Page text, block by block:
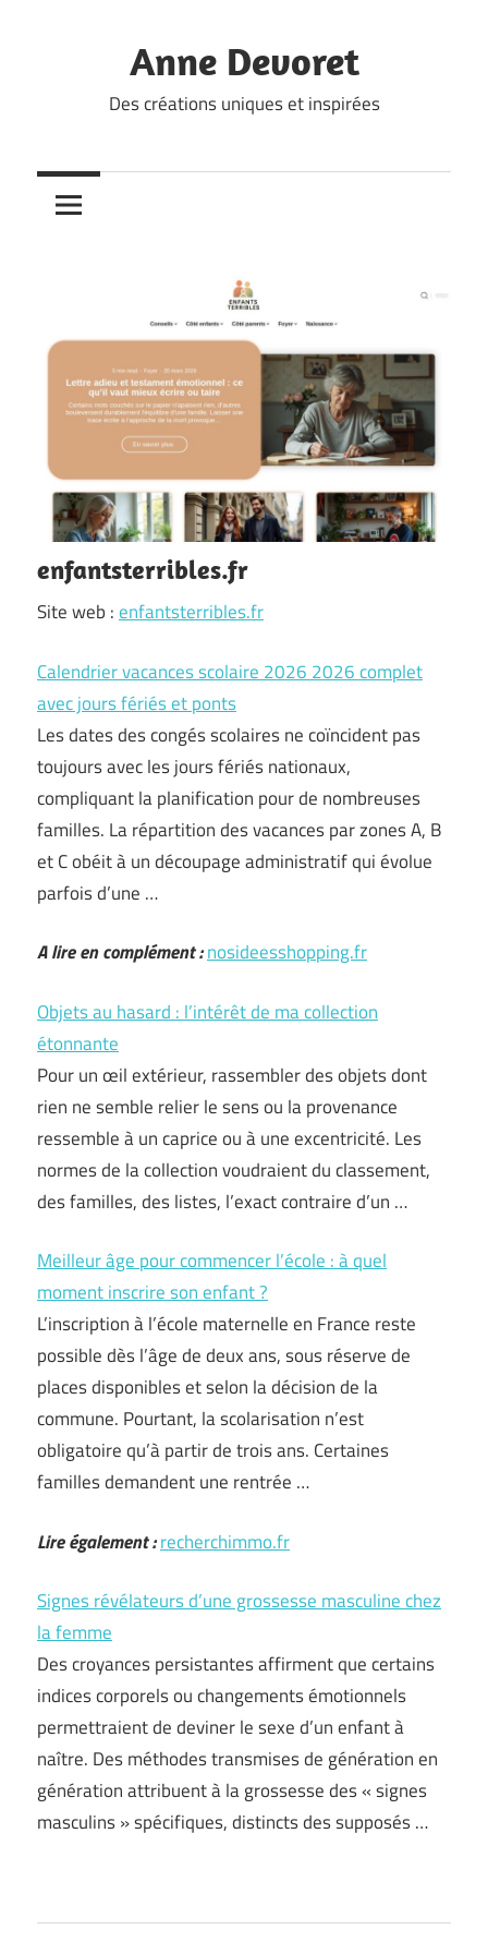
Anne Devoret
Des créations uniques et inspirées
enfantsterribles.fr
Site web :enfantsterribles.fr
Calendrier vacances scolaire 2026 2026 complet
avec jours fériés et ponts
Les dates des congés scolaires ne coïncident pas
toujours avec les jours fériés nationaux,
compliquant la planification pour de nombreuses
familles. La répartition des vacances par zones A, B
et C obéit à un découpage administratif qui évolue
parfois d’une …
A lire en complément :nosideesshopping.fr
Objets au hasard : l’intérêt de ma collection
étonnante
Pour un œil extérieur, rassembler des objets dont
rien ne semble relier le sens ou la provenance
ressemble à un caprice ou à une excentricité. Les
normes de la collection voudraient du classement,
des familles, des listes, l’exact contraire d’un …
Meilleur âge pour commencer l’école : à quel
moment inscrire son enfant ?
L’inscription à l’école maternelle en France reste
possible dès l’âge de deux ans, sous réserve de
places disponibles et selon la décision de la
commune. Pourtant, la scolarisation n’est
obligatoire qu’à partir de trois ans. Certaines
familles demandent une rentrée …
Lire également :recherchimmo.fr
Signes révélateurs d’une grossesse masculine chez
la femme
Des croyances persistantes affirment que certains
indices corporels ou changements émotionnels
permettraient de deviner le sexe d’un enfant à
naître. Des méthodes transmises de génération en
génération attribuent à la grossesse des « signes
masculins » spécifiques, distincts des supposés …